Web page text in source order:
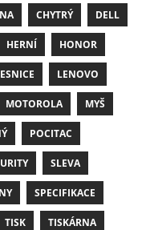
CHYTRÝ DELL
HERNÍ HONOR
LENOVO
MOTOROLA MYŠ
POCITAC
SLEVA
SPECIFIKACE
TISK TISKÁRNA